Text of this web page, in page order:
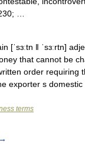
…
[ˈsɜːtn ǁ ˈsɜːrtn]
that cannot be
order requiring
exporter s
terms
→